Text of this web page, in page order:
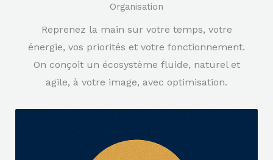
Organisation
Reprenez la main sur votre temps, votre
énergie, vos priorités et votre fonctionnement.
On conçoit un écosystème fluide, naturel et
agile, à votre image, avec optimisation.